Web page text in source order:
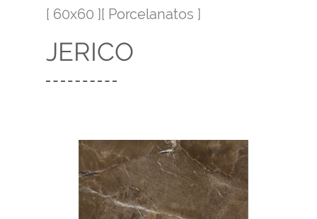
[ 60x60 ][ Porcelanatos ]
JERICO